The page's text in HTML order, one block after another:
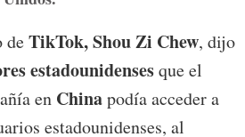
deTikTok, Shou Zi Chew, dijo
estadounidensesque el
en Chinapodía acceder a
estadounidenses, al